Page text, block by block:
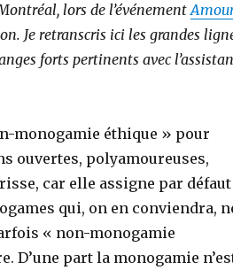
lors de l’événement
Je retranscris ici les grandes
forts pertinents avec
monogamie éthique » pour
ouvertes, polyamoureuses,
car elle assigne par
qui, on en conviendra,
« non-monogamie
D’une part la monogamie